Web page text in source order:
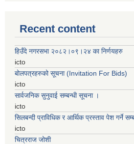
Recent content
हिउँदे नगरसभा २०८२।०९।२४ का निर्णयहरु
icto
बोलपत्रहरुको सूचना (Invitation For Bids)
icto
सार्वजनिक सुनुवाई सम्बन्धी सूचना ।
icto
सिलबन्दी प्राविधिक र आर्थिक प्रस्ताव पेश गर्ने
icto
चित्रराज जोशी